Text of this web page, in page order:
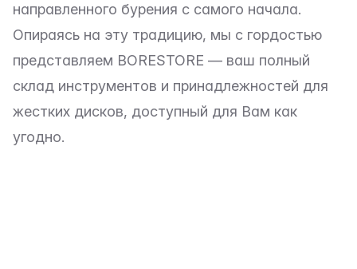
направленного бурения с самого начала.
Опираясь на эту традицию, мы с гордостью
представляем BORESTORE — ваш полный
склад инструментов и принадлежностей для
жестких дисков, доступный для Вам как
угодно.